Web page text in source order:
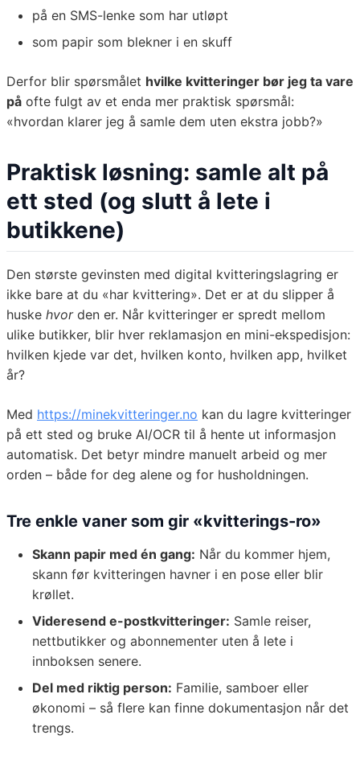
på en SMS-lenke som har utløpt
som papir som blekner i en skuff
Derfor blir spørsmålet hvilke kvitteringer bør jeg ta vare
på ofte fulgt av et enda mer praktisk spørsmål:
«hvordan klarer jeg å samle dem uten ekstra jobb?»
Praktisk løsning: samle alt på
ett sted (og slutt å lete i
butikkene)
Den største gevinsten med digital kvitteringslagring er
ikke bare at du «har kvittering». Det er at du slipper å
huske hvorden er. Når kvitteringer er spredt mellom
ulike butikker, blir hver reklamasjon en mini-ekspedisjon:
hvilken kjede var det, hvilken konto, hvilken app, hvilket
år?
Med https://minekvitteringer.no kan du lagre kvitteringer
på ett sted og bruke AI/OCR til å hente ut informasjon
automatisk. Det betyr mindre manuelt arbeid og mer
orden – både for deg alene og for husholdningen.
Tre enkle vaner som gir «kvitterings-ro»
Skann papir med én gang: Når du kommer hjem,
skann før kvitteringen havner i en pose eller blir
krøllet.
Videresend e-postkvitteringer: Samle reiser,
nettbutikker og abonnementer uten å lete i
innboksen senere.
Del med riktig person: Familie, samboer eller
økonomi – så flere kan finne dokumentasjon når det
trengs.